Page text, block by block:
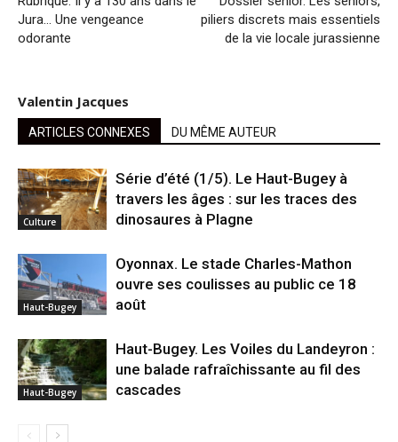
Jura… Une vengeance
odorante
piliers discrets mais essentiels
de la vie locale jurassienne
Valentin Jacques
ARTICLES CONNEXES DU MÊME AUTEUR
Culture
Série d’été (1/5). Le Haut-Bugey à
travers les âges : sur les traces des
dinosaures à Plagne
Haut-Bugey
Oyonnax. Le stade Charles-Mathon
ouvre ses coulisses au public ce 18
août
Haut-Bugey
Haut-Bugey. Les Voiles du Landeyron :
une balade rafraîchissante au fil des
cascades